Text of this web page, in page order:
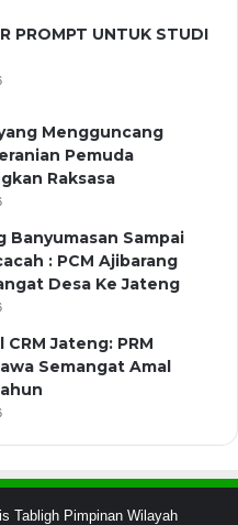
PROMPT UNTUK STUDI
Mengguncang
Pemuda
Raksasa
Banyumasan Sampai
: PCM Ajibarang
Desa Ke Jateng
CRM Jateng: PRM
Semangat Amal
Tabligh Pimpinan Wilayah